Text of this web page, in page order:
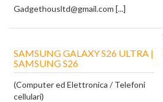
Gadgethousltd@gmail.com [...]
SAMSUNG GALAXY S26 ULTRA |
SAMSUNG S26
(Computer ed Elettronica / Telefoni
cellulari)